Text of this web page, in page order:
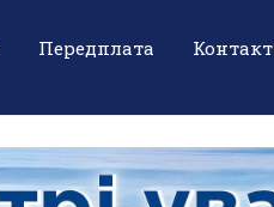
Передплата